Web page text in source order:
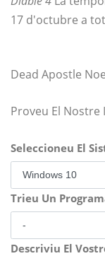
17 d'octubre a
Dead Apostle
Proveu El
Seleccioneu El
Trieu Un
Descriviu El